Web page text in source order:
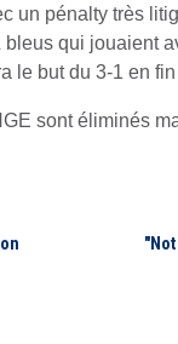
un pénalty très
qui jouaient
le but du 3-1 en
sont éliminés